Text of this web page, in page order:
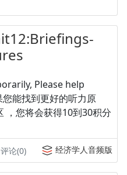
Please help
能找到更好的听力原
，您将会获得10到30积分
论(0) 经济学人音频版